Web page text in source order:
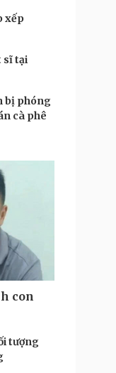
xếp
sĩ tại
bị phóng
cà phê
con
tượng